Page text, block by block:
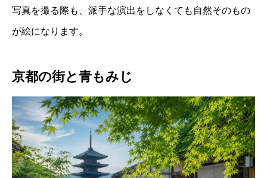
写真を撮る際も、派手な演出をしなくても自然そのもの
が絵になります。
京都の街と青もみじ